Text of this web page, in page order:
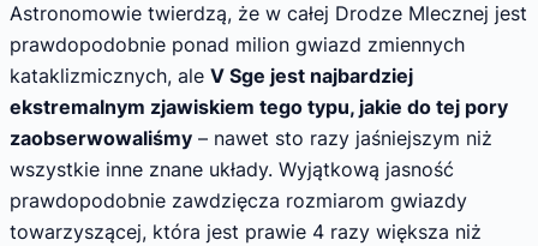
Astronomowie twierdzą, że w całej Drodze Mlecznej jest
prawdopodobnie ponad milion gwiazd zmiennych
kataklizmicznych, ale V Sge jest najbardziej
ekstremalnym zjawiskiem tego typu, jakie do tej pory
zaobserwowaliśmy – nawet sto razy jaśniejszym niż
wszystkie inne znane układy. Wyjątkową jasność
prawdopodobnie zawdzięcza rozmiarom gwiazdy
towarzyszącej, która jest prawie 4 razy większa niż